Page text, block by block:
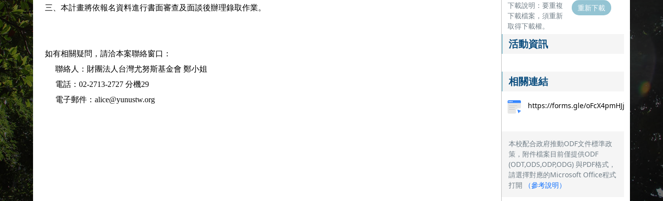
三、本計畫將依報名資料進行書面審查及面談後辦理錄取作業。
如有相關疑問，請洽本案聯絡窗口：
聯絡人：財團法人台灣尤努斯基金會 鄭小姐
電話：02-2713-2727 分機29
電子郵件：alice@yunustw.org
下載說明：要重複
下載檔案，須重新
取得下載權。
重新下載
活動資訊
相關連結
https://forms.gle/oFcX4pmHJjxbNdWP7
本校配合政府推動ODF文件標準政
策，附件檔案目前僅提供ODF
(ODT,ODS,ODP,ODG) 與PDF格式，
請選擇對應的Microsoft Office程式
打開
（參考說明）